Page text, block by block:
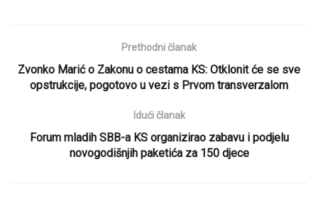
Prethodni članak
Zvonko Marić o Zakonu o cestama KS: Otklonit će se sve
opstrukcije, pogotovo u vezi s Prvom transverzalom
Idući članak
Forum mladih SBB-a KS organizirao zabavu i podjelu
novogodišnjih paketića za 150 djece